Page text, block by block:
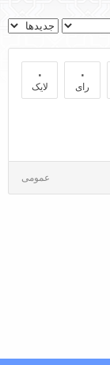
۰
رای
۰
لایک
عمومی